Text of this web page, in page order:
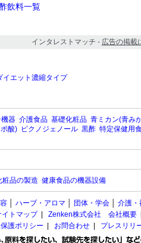
飲料一覧
インタレストマッチ - 広告の掲載
イエット濃縮タイプ
器 介護食品 基礎化粧品 青ミカン(青み
酸) ピクノジェノール 黒酢 特定保健用
粧品の製造 健康食品の機器設備
ハーブ・アロマ 団体・学会 介護・
イトマップ| Zenken株式会社 会社概要
護ポリシー お問合わせ プレスリリ